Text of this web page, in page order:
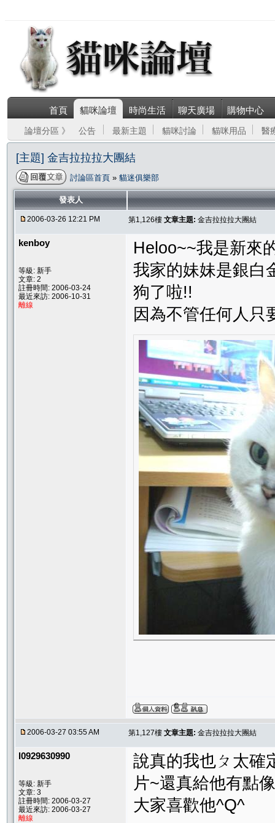
首頁 貓咪論壇 時尚生活 聊天廣場 購物中心
論壇分區 》 公告 最新主題 貓咪討論 貓咪用品 醫
[主題] 金吉拉拉拉大團結
討論區首頁 » 貓迷俱樂部
發表人
2006-03-26 12:21 PM 第1,126樓 文章主題: 金吉拉拉拉大團結
kenboy
等級: 新手
文章: 2
註冊時間: 2006-03-24
最近來訪: 2006-10-31
離線
Heloo~~我是新來
我家的妹妹是銀
狗了啦!!
因為不管任何人
2006-03-27 03:55 AM 第1,127樓 文章主題: 金吉拉拉拉大團結
l0929630990
等級: 新手
文章: 3
註冊時間: 2006-03-27
最近來訪: 2006-03-27
離線
說真的我也ㄆ太確
片~還真給他有點
大家喜歡他^Q^